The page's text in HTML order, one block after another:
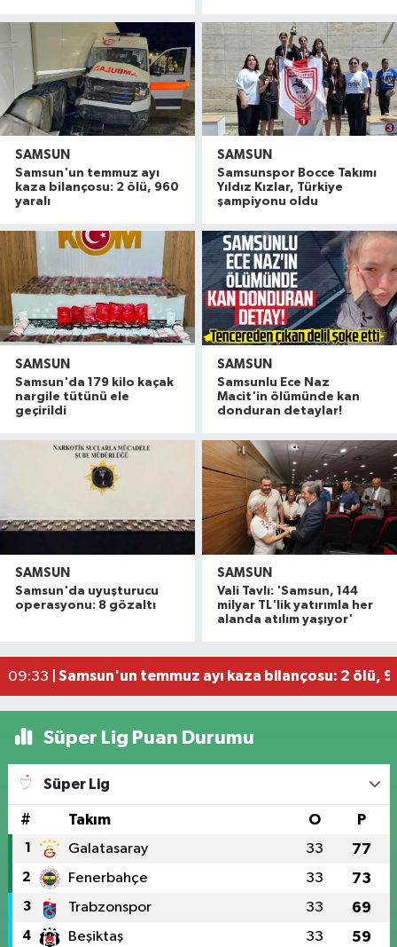
SAMSUN
Samsun'un temmuz ayı
kaza bilançosu: 2 ölü, 960
yaralı
SAMSUN
Samsunspor Bocce Takımı
Yıldız Kızlar, Türkiye
şampiyonu oldu
SAMSUN
Samsun'da 179 kilo kaçak
nargile tütünü ele
geçirildi
SAMSUN
Samsunlu Ece Naz
Macit'in ölümünde kan
donduran detaylar!
SAMSUN
Samsun'da uyuşturucu
operasyonu: 8 gözaltı
SAMSUN
Vali Tavlı: 'Samsun, 144
milyar TL'lik yatırımla her
alanda atılım yaşıyor'
11:34 |Tavuk yüklü tır, önündeki kamyona çarptı: 2
10:40 |CANLI | Samsunspor yeni sezon hazırlıklarını
Bafra Ovası'nda kavun-karpuz bereketi:
09:33 | Samsun'un temmuz ayı kaza bilançosu: 2 ölü,
Süper Lig Puan Durumu
Süper Lig
# Takım O P
1 Galatasaray 33 77
2 Fenerbahçe 33 73
3 Trabzonspor 33 69
4 Beşiktaş 33 59